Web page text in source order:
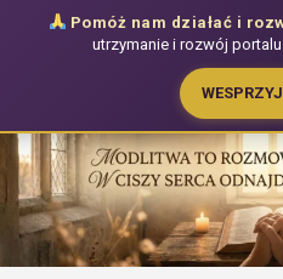
do
treści
Pomóż nam działać i
utrzymanie i rozwój